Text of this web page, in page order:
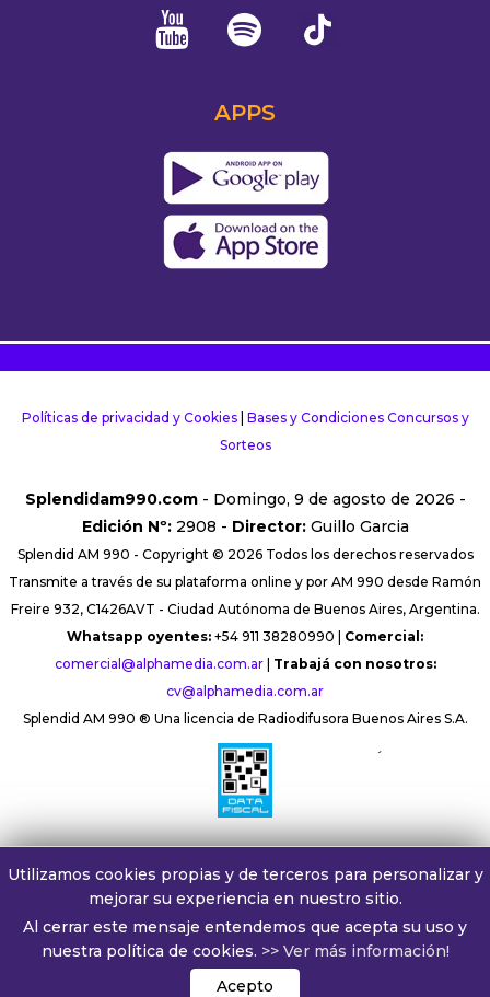
APPS
Políticas de privacidad y Cookies| Bases y Condiciones Concursos y
Sorteos
Splendidam990.com- Domingo, 9 de agosto de 2026 -
Edición Nº:2908 - Director:Guillo Garcia
Splendid AM 990 - Copyright © 2026 Todos los derechos reservados
Transmite a través de su plataforma online y por AM 990 desde Ramón
Freire 932, C1426AVT - Ciudad Autónoma de Buenos Aires, Argentina.
Whatsapp oyentes: +54 911 38280990 | Comercial:
comercial@alphamedia.com.ar| Trabajá con nosotros:
cv@alphamedia.com.ar
Splendid AM 990 ® Una licencia de Radiodifusora Buenos Aires S.A.
´
Utilizamos cookies propias y de terceros para personalizar y
mejorar su experiencia en nuestro sitio.
Al cerrar este mensaje entendemos que acepta su uso y
nuestra política de cookies. >> Ver más información!
Acepto